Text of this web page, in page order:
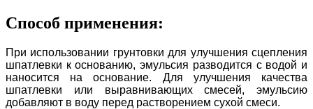
Способ применения:
При использовании грунтовки для улучшения сцепления
шпатлевки к основанию, эмульсия разводится с водой и
наносится на основание. Для улучшения качества
шпатлевки или выравнивающих смесей, эмульсию
добавляют в воду перед растворением сухой смеси.